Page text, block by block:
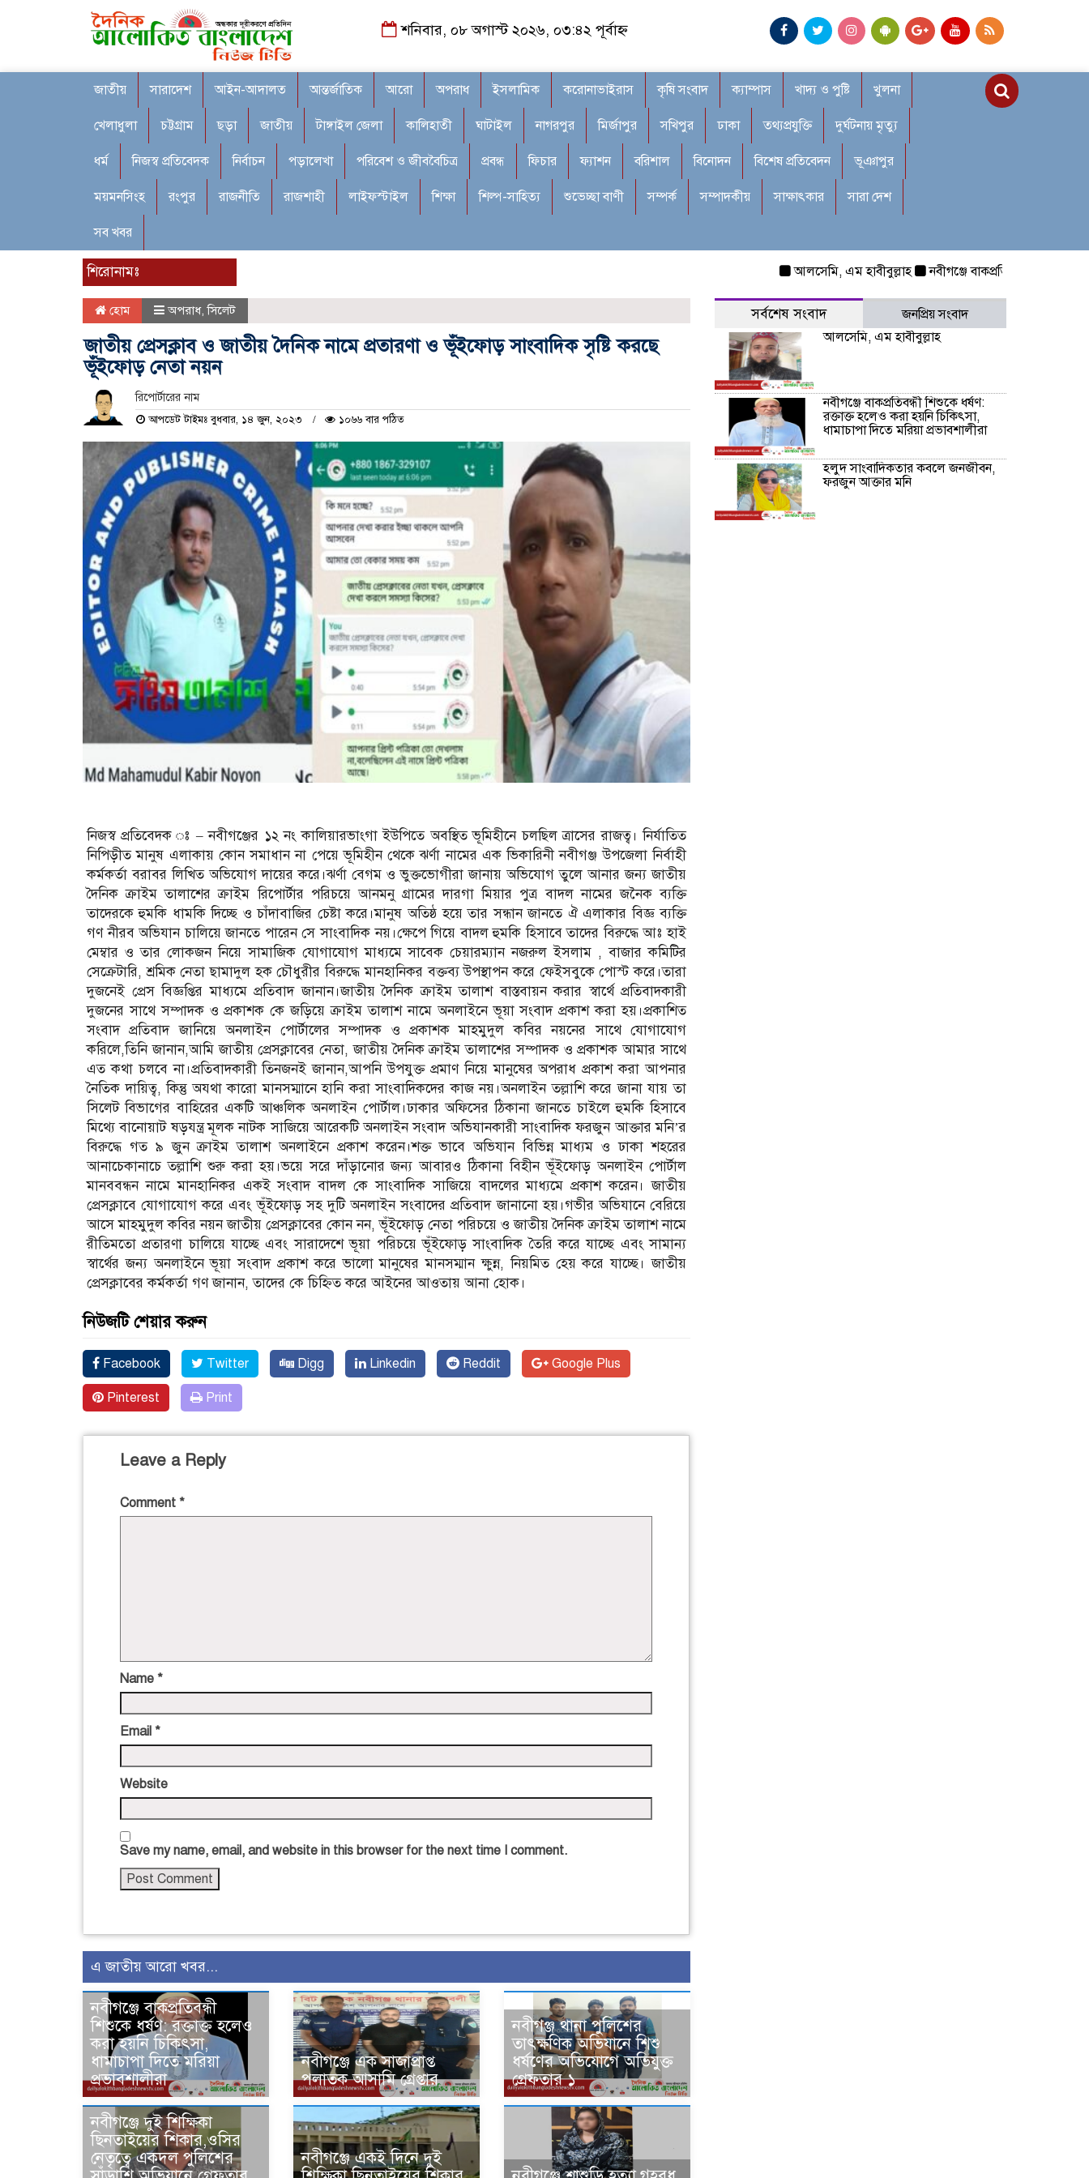
শনিবার, ০৮ অগাস্ট ২০২৬, ০৩:৪২ পূর্বাহ্ন
জাতীয় সারাদেশ আইন-আদালত আন্তর্জাতিক আরো অপরাধ ইসলামিক করোনাভাইরাস কৃষি সংবাদ ক্যাম্পাস খাদ্য ও পুষ্টি খুলনা
খেলাধুলা চট্টগ্রাম ছড়া জাতীয় টাঙ্গাইল জেলা কালিহাতী ঘাটাইল নাগরপুর মির্জাপুর সখিপুর ঢাকা তথ্যপ্রযুক্তি দুর্ঘটনায় মৃত্যু
ধর্ম নিজস্ব প্রতিবেদক নির্বাচন পড়ালেখা পরিবেশ ও জীববৈচিত্র প্রবন্ধ ফিচার ফ্যাশন বরিশাল বিনোদন বিশেষ প্রতিবেদন ভূঞাপুর
ময়মনসিংহ রংপুর রাজনীতি রাজশাহী লাইফস্টাইল শিক্ষা শিল্প-সাহিত্য শুভেচ্ছা বাণী সম্পর্ক সম্পাদকীয় সাক্ষাৎকার সারা দেশ
সব খবর
শিরোনামঃ আলসেমি, এম হাবীবুল্লাহ নবীগঞ্জে বাকপ্রতিবন্ধী শিশুকে ধর্ষণ:
হোম অপরাধ,সিলেট
জাতীয় প্রেসক্লাব ও জাতীয় দৈনিক নামে প্রতারণা ও ভূঁইফোড় সাংবাদিক সৃষ্টি করছে
ভূঁইফোড় নেতা নয়ন
রিপোর্টারের নাম
আপডেট টাইমঃ বুধবার, ১৪ জুন, ২০২৩ ১০৬৬ বার পঠিত
নিজস্ব প্রতিবেদক ঃ – নবীগঞ্জের ১২ নং কালিয়ারভাংগা ইউপিতে অবস্থিত ভূমিহীনে চলছিল ত্রাসের রাজত্ব। নির্যাতিত
নিপিড়ীত মানুষ এলাকায় কোন সমাধান না পেয়ে ভূমিহীন থেকে ঝর্ণা নামের এক ভিকারিনী নবীগঞ্জ উপজেলা নির্বাহী
কর্মকর্তা বরাবর লিখিত অভিযোগ দায়ের করে।ঝর্ণা বেগম ও ভুক্তভোগীরা জানায় অভিযোগ তুলে আনার জন্য জাতীয়
দৈনিক ক্রাইম তালাশের ক্রাইম রিপোর্টার পরিচয়ে আনমনু গ্রামের দারগা মিয়ার পুত্র বাদল নামের জনৈক ব্যক্তি
তাদেরকে হুমকি ধামকি দিচ্ছে ও চাঁদাবাজির চেষ্টা করে।মানুষ অতিষ্ঠ হয়ে তার সন্ধান জানতে ঐ এলাকার বিজ্ঞ ব্যক্তি
গণ নীরব অভিযান চালিয়ে জানতে পারেন সে সাংবাদিক নয়।ক্ষেপে গিয়ে বাদল হুমকি হিসাবে তাদের বিরুদ্ধে আঃ হাই
মেম্বার ও তার লোকজন নিয়ে সামাজিক যোগাযোগ মাধ্যমে সাবেক চেয়ারম্যান নজরুল ইসলাম , বাজার কমিটির
সেক্রেটারি, শ্রমিক নেতা ছামাদুল হক চৌধুরীর বিরুদ্ধে মানহানিকর বক্তব্য উপস্থাপন করে ফেইসবুকে পোস্ট করে।তারা
দুজনেই প্রেস বিজ্ঞপ্তির মাধ্যমে প্রতিবাদ জানান।জাতীয় দৈনিক ক্রাইম তালাশ বাস্তবায়ন করার স্বার্থে প্রতিবাদকারী
দুজনের সাথে সম্পাদক ও প্রকাশক কে জড়িয়ে ক্রাইম তালাশ নামে অনলাইনে ভূয়া সংবাদ প্রকাশ করা হয়।প্রকাশিত
সংবাদ প্রতিবাদ জানিয়ে অনলাইন পোর্টালের সম্পাদক ও প্রকাশক মাহমুদুল কবির নয়নের সাথে যোগাযোগ
করিলে,তিনি জানান,আমি জাতীয় প্রেসক্লাবের নেতা, জাতীয় দৈনিক ক্রাইম তালাশের সম্পাদক ও প্রকাশক আমার সাথে
এত কথা চলবে না।প্রতিবাদকারী তিনজনই জানান,আপনি উপযুক্ত প্রমাণ নিয়ে মানুষের অপরাধ প্রকাশ করা আপনার
নৈতিক দায়িত্ব, কিন্তু অযথা কারো মানসম্মানে হানি করা সাংবাদিকদের কাজ নয়।অনলাইন তল্লাশি করে জানা যায় তা
সিলেট বিভাগের বাহিরের একটি আঞ্চলিক অনলাইন পোর্টাল।ঢাকার অফিসের ঠিকানা জানতে চাইলে হুমকি হিসাবে
মিথ্যে বানোয়াট ষড়যন্ত্র মূলক নাটক সাজিয়ে আরেকটি অনলাইন সংবাদ অভিযানকারী সাংবাদিক ফরজুন আক্তার মনি’র
বিরুদ্ধে গত ৯ জুন ক্রাইম তালাশ অনলাইনে প্রকাশ করেন।শক্ত ভাবে অভিযান বিভিন্ন মাধ্যম ও ঢাকা শহরের
আনাচেকানাচে তল্লাশি শুরু করা হয়।ভয়ে সরে দাঁড়ানোর জন্য আবারও ঠিকানা বিহীন ভূঁইফোড় অনলাইন পোর্টাল
মানববন্ধন নামে মানহানিকর একই সংবাদ বাদল কে সাংবাদিক সাজিয়ে বাদলের মাধ্যমে প্রকাশ করেন। জাতীয়
প্রেসক্লাবে যোগাযোগ করে এবং ভূঁইফোড় সহ দুটি অনলাইন সংবাদের প্রতিবাদ জানানো হয়।গভীর অভিযানে বেরিয়ে
আসে মাহমুদুল কবির নয়ন জাতীয় প্রেসক্লাবের কোন নন, ভূঁইফোড় নেতা পরিচয়ে ও জাতীয় দৈনিক ক্রাইম তালাশ নামে
রীতিমতো প্রতারণা চালিয়ে যাচ্ছে এবং সারাদেশে ভূয়া পরিচয়ে ভূঁইফোড় সাংবাদিক তৈরি করে যাচ্ছে এবং সামান্য
স্বার্থের জন্য অনলাইনে ভূয়া সংবাদ প্রকাশ করে ভালো মানুষের মানসম্মান ক্ষুন্ন, নিয়মিত হেয় করে যাচ্ছে। জাতীয়
প্রেসক্লাবের কর্মকর্তা গণ জানান, তাদের কে চিহ্নিত করে আইনের আওতায় আনা হোক।
নিউজটি শেয়ার করুন
Facebook Twitter Digg Linkedin Reddit Google Plus
Pinterest Print
Leave a Reply
Comment *
Name *
Email *
Website
Save my name, email, and website in this browser for the next time I comment.
এ জাতীয় আরো খবর...
নবীগঞ্জে বাকপ্রতিবন্ধী
শিশুকে ধর্ষণ: রক্তাক্ত হলেও
করা হয়নি চিকিৎসা,
ধামাচাপা দিতে মরিয়া
প্রভাবশালীরা
‎নবীগঞ্জে এক সাজাপ্রাপ্ত
পলাতক আসামি গ্রেপ্তার
নবীগঞ্জ থানা পুলিশের
তাৎক্ষণিক অভিযানে শিশু
ধর্ষণের অভিযোগে অভিযুক্ত
গ্রেফতার ১
নবীগঞ্জে দুই শিক্ষিকা
ছিনতাইয়ের শিকার,ওসির
নেতৃত্বে একদল পুলিশের
নবীগঞ্জে একই দিনে দুই
সর্বশেষ সংবাদ
জনপ্রিয় সংবাদ
আলসেমি, এম হাবীবুল্লাহ
নবীগঞ্জে বাকপ্রতিবন্ধী শিশুকে ধর্ষণ:
রক্তাক্ত হলেও করা হয়নি চিকিৎসা,
ধামাচাপা দিতে মরিয়া প্রভাবশালীরা
হলুদ সাংবাদিকতার কবলে জনজীবন,
ফরজুন আক্তার মনি